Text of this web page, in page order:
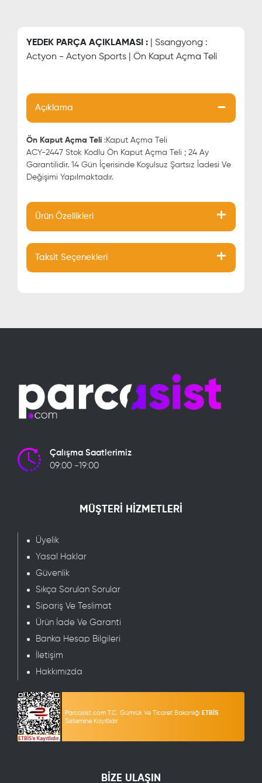
YEDEK PARÇA AÇIKLAMASI : | Ssangyong :
Actyon - Actyon Sports | Ön Kaput Açma Teli
Açıklama
Ön Kaput Açma Teli :Kaput Açma Teli
ACY-2447 Stok Kodlu Ön Kaput Açma Teli ; 24 Ay
Garantilidir. 14 Gün İçerisinde Koşulsuz Şartsız İadesi Ve
Değişimi Yapılmaktadır.
Ürün Özellikleri
Taksit Seçenekleri
Çalışma Saatlerimiz
09:00 -19:00
MÜŞTERİ HİZMETLERİ
Üyelik
Yasal Haklar
Güvenlik
Sıkça Sorulan Sorular
Sipariş Ve Teslimat
Ürün İade Ve Garanti
Banka Hesap Bilgileri
İletişim
Hakkımızda
Parcasist.com T.C. Gümrük Ve Ticaret Bakanlığı ETBİS
Sistemine Kayıtlıdır
BİZE ULAŞIN